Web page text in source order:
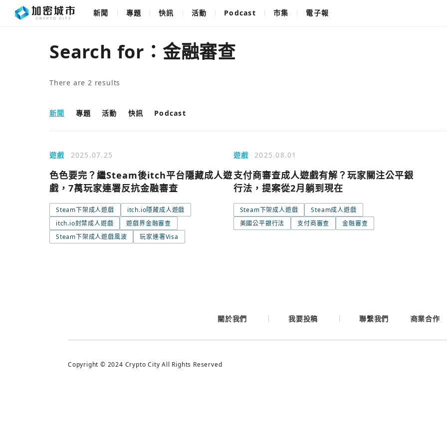
新聞 專題 快訊 活動 Podcast 市集 電子報
Search for： 金融審查
There are 2 results
新聞 專題 活動 快訊 Podcast
遊戲 2025.07.25
色色要完？繼Steam後itch平台隱藏成人遊
戲，7萬玩家連署反抗金融審查
Steam下架成人遊戲
itch.io隱藏成人遊戲
itch.io封禁成人遊戲
遊戲界金融審查
Steam下架成人遊戲風波
玩家連署Visa
遊戲 2025.08.01
支付商審查成人遊戲有解？玩家關注公平銀
行法，提案從2月躺到現在
Steam下架成人遊戲
Steam成人遊戲
美國公平銀行法
支付商審查 金融審查
繼續表示您已同意 服務
您已閒置5分鐘，請點擊關閉按鈕或空白處，即可
關於我們
我要投稿 聯繫我們 商業合作
Copyright © 2024 Crypto City All Rights Reserved